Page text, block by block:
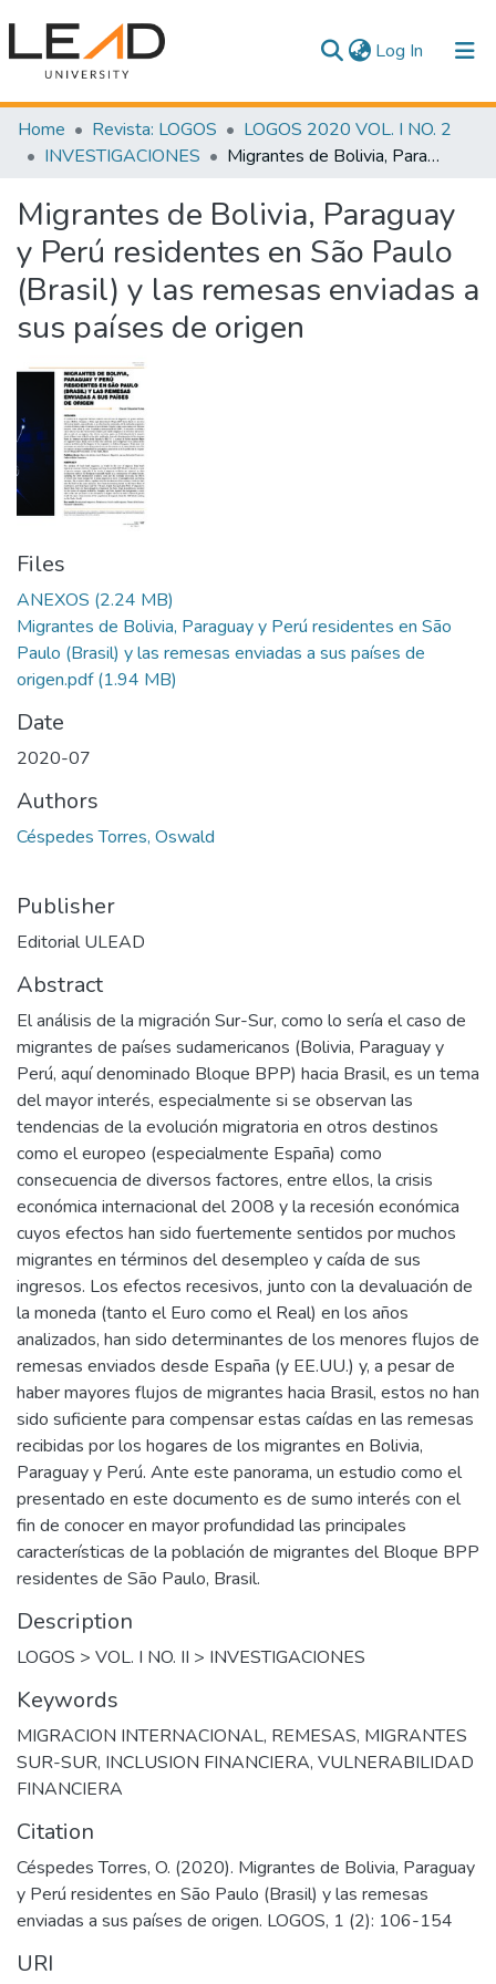
Log In (current)
Communities & Collections
All of DSpace
Statistics
Home Revista: LOGOS
LOGOS 2020 VOL. I NO. 2
INVESTIGACIONES
Migrantes de Bolivia, Paraguay y Perú residentes en São Paulo (Brasil) y las remesas enviadas a sus países de origen
Migrantes de Bolivia, Paraguay
y Perú residentes en São Paulo
(Brasil) y las remesas enviadas a
sus países de origen
Files
ANEXOS (2.24 MB)
Migrantes de Bolivia, Paraguay y Perú residentes en São
Paulo (Brasil) y las remesas enviadas a sus países de
origen.pdf(1.94 MB)
Date
2020-07
Authors
Céspedes Torres, Oswald
Publisher
Editorial ULEAD
Abstract
El análisis de la migración Sur-Sur, como lo sería el caso de
migrantes de países sudamericanos (Bolivia, Paraguay y
Perú, aquí denominado Bloque BPP) hacia Brasil, es un tema
del mayor interés, especialmente si se observan las
tendencias de la evolución migratoria en otros destinos
como el europeo (especialmente España) como
consecuencia de diversos factores, entre ellos, la crisis
económica internacional del 2008 y la recesión económica
cuyos efectos han sido fuertemente sentidos por muchos
migrantes en términos del desempleo y caída de sus
ingresos. Los efectos recesivos, junto con la devaluación de
la moneda (tanto el Euro como el Real) en los años
analizados, han sido determinantes de los menores flujos de
remesas enviados desde España (y EE.UU.) y, a pesar de
haber mayores flujos de migrantes hacia Brasil, estos no han
sido suficiente para compensar estas caídas en las remesas
recibidas por los hogares de los migrantes en Bolivia,
Paraguay y Perú. Ante este panorama, un estudio como el
presentado en este documento es de sumo interés con el
fin de conocer en mayor profundidad las principales
características de la población de migrantes del Bloque BPP
residentes de São Paulo, Brasil.
Description
LOGOS > VOL. I NO. II > INVESTIGACIONES
Keywords
MIGRACION INTERNACIONAL, REMESAS, MIGRANTES
SUR-SUR, INCLUSION FINANCIERA, VULNERABILIDAD
FINANCIERA
Citation
Céspedes Torres, O. (2020). Migrantes de Bolivia, Paraguay
y Perú residentes en São Paulo (Brasil) y las remesas
enviadas a sus países de origen. LOGOS, 1 (2): 106-154
URI